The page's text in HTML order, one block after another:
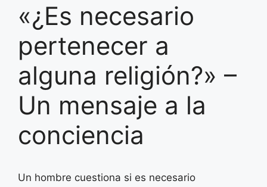
«¿Es necesario
pertenecer a
alguna religión?» –
Un mensaje a la
conciencia
Un hombre cuestiona si es necesario